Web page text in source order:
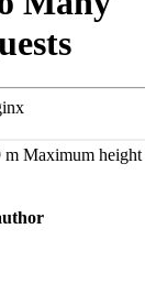
m Maximum height